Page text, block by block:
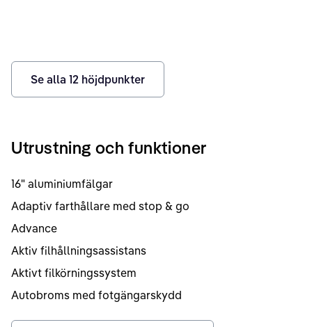
Se alla 12 höjdpunkter
Utrustning och funktioner
16" aluminiumfälgar
Adaptiv farthållare med stop & go
Advance
Aktiv filhållningsassistans
Aktivt filkörningssystem
Autobroms med fotgängarskydd